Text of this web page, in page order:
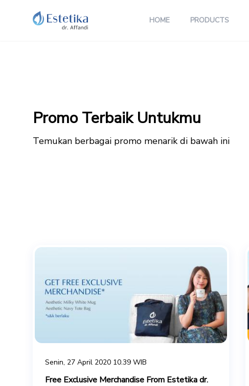
HOME PRODUCTS
Promo Terbaik Untukmu
Temukan berbagai promo menarik di bawah ini
Senin, 27 April 2020 10.39 WIB
Free Exclusive Merchandise From Estetika dr.